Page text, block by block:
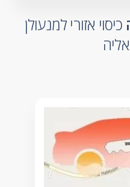
כיסוי אזורי למנעולן